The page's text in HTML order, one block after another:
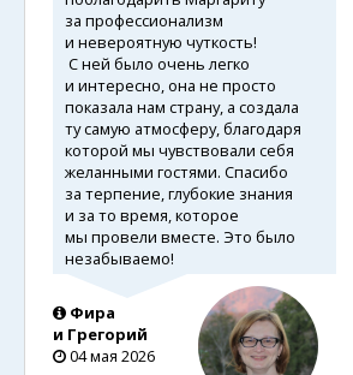
за профессионализм
и невероятную чуткость!
​ С ней было очень легко
и интересно, она не просто
показала нам страну, а создала
ту самую атмосферу, благодаря
которой мы чувствовали себя
желанными гостями. Спасибо
за терпение, глубокие знания
и за то время, которое
мы провели вместе. Это было
незабываемо!
Фира
и Грегорий
04 мая 2026